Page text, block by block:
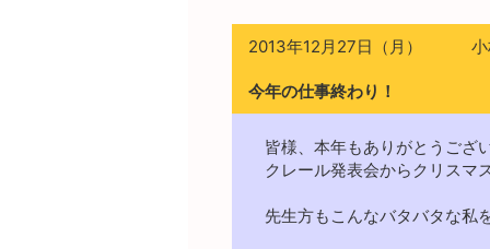
2013年12月27日（月） 小
今年の仕事終わり！
皆様、本年もありがとうござ
クレール発表会からクリスマ
先生方もこんなバタバタな私